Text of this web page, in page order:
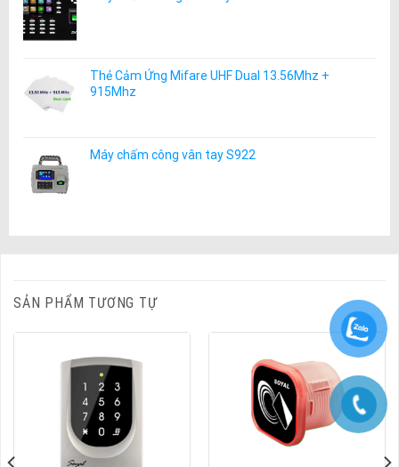
Thẻ Cảm Ứng Mifare UHF Dual 13.56Mhz +
915Mhz
Máy chấm công vân tay S922
SẢN PHẨM TƯƠNG TỰ